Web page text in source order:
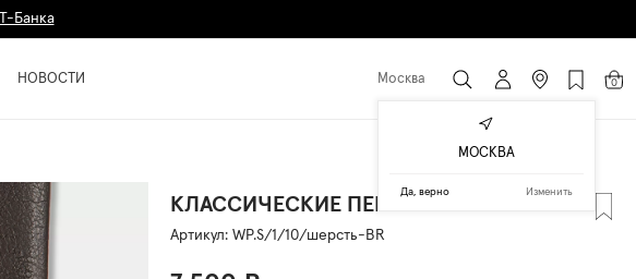
Т-Банка
НОВОСТИ Москва 0
КЛАССИЧЕСКИЕ ПЕРЧАТКИ
Артикул: WP.S/1/10/шерсть-BR
МОСКВА
Да, верно Изменить